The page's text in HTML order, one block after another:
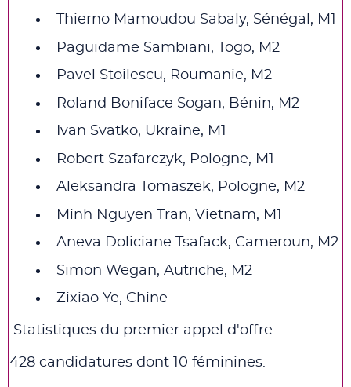
Thierno Mamoudou Sabaly, Sénégal, M1
Paguidame Sambiani, Togo, M2
Pavel Stoilescu, Roumanie, M2
Roland Boniface Sogan, Bénin, M2
Ivan Svatko, Ukraine, M1
Robert Szafarczyk, Pologne, M1
Aleksandra Tomaszek, Pologne, M2
Minh Nguyen Tran, Vietnam, M1
Aneva Doliciane Tsafack, Cameroun, M2
Simon Wegan, Autriche, M2
Zixiao Ye, Chine
Statistiques du premier appel d'offre
428 candidatures dont 10 féminines.